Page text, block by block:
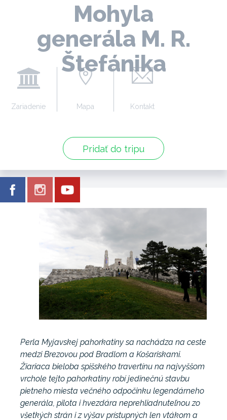
Mohyla
generála M. R.
Štefánika
Pridať do tripu
Zariadenie Mapa Kontakt
Perla Myjavskej pahorkatiny sa nachádza na ceste
medzi Brezovou pod Bradlom a Košariskami.
Žiariaca bieloba spišského travertínu na najvyššom
vrchole tejto pahorkatiny robí jedinečnú stavbu
pietneho miesta večného odpočinku legendárneho
generála, pilota i hvezdára neprehliadnuteľnou zo
všetkých strán i z výšav prístupných len vtákom a